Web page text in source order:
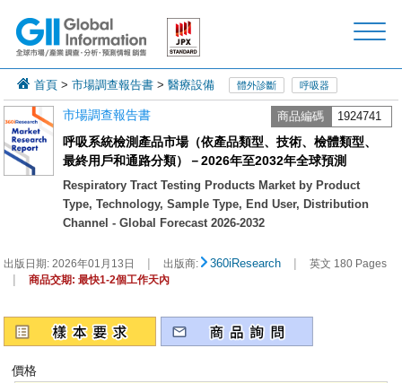
首頁 >市場調查報告書 >醫療設備 體外診斷 呼吸器
市場調查報告書 商品編碼 1924741
呼吸系統檢測產品市場（依產品類型、技術、檢體類型、
最終用戶和通路分類）－2026年至2032年全球預測
Respiratory Tract Testing Products Market by Product
Type, Technology, Sample Type, End User, Distribution
Channel - Global Forecast 2026-2032
出版日期:2026年01月13日 | 出版商: 360iResearch | 英文 180 Pages
| 商品交期: 最快1-2個工作天內
價格